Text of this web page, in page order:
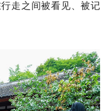
走之间被看见、被记